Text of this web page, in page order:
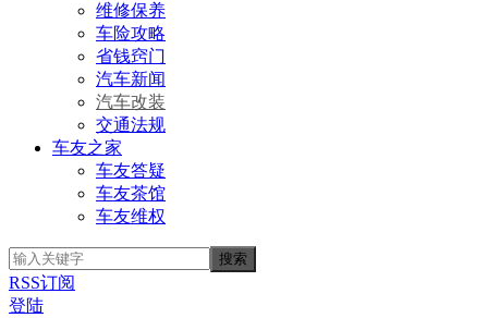
维修保养
车险攻略
省钱窍门
汽车新闻
汽车改装
交通法规
车友之家
车友答疑
车友茶馆
车友维权
RSS订阅
登陆